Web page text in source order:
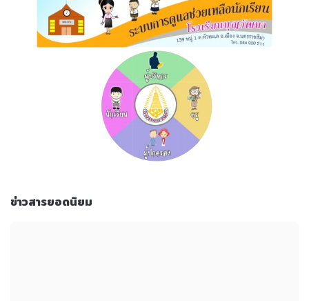
ข่าวสารยอดนิยม